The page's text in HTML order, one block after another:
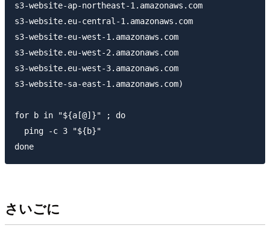
s3-website-ap-northeast-1.amazonaws.com
s3-website.eu-central-1.amazonaws.com
s3-website-eu-west-1.amazonaws.com
s3-website.eu-west-2.amazonaws.com
s3-website.eu-west-3.amazonaws.com
s3-website-sa-east-1.amazonaws.com)
for b in "${a[@]}" ; do
  ping -c 3 "${b}"
さいごに